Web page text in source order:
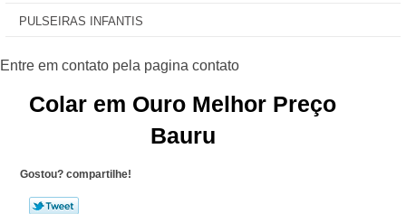
PULSEIRAS INFANTIS
Colar em Ouro Melhor Preço
Bauru
Gostou? compartilhe!